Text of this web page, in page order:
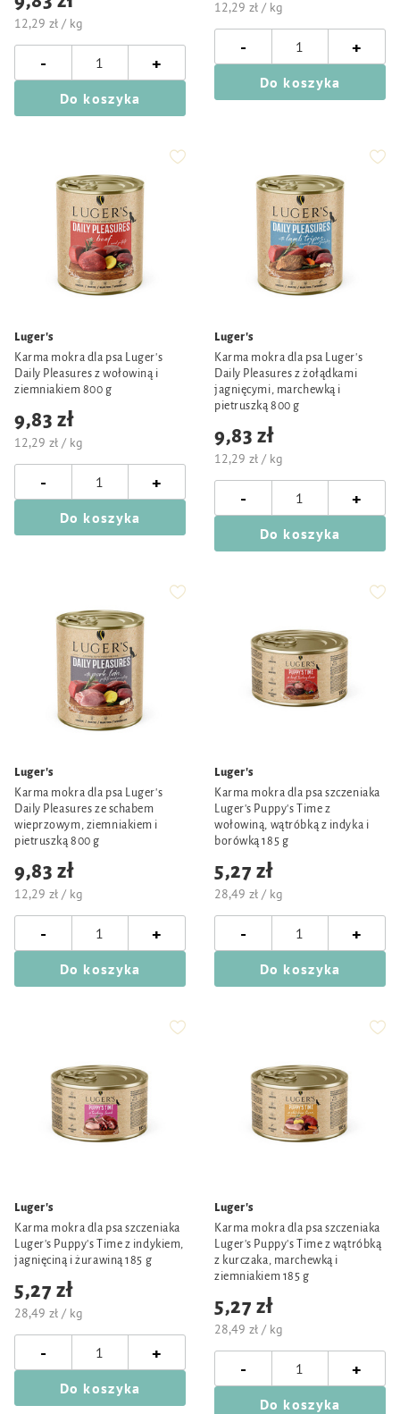
12,29 zł / kg
- +
Do koszyka
12,29 zł / kg
- +
Do koszyka
Luger's
Karma mokra dla psa Luger's
Daily Pleasures z wołowiną i
ziemniakiem 800 g
9,83 zł
12,29 zł / kg
- +
Do koszyka
Luger's
Karma mokra dla psa Luger's
Daily Pleasures z żołądkami
jagnięcymi, marchewką i
pietruszką 800 g
9,83 zł
12,29 zł / kg
- +
Do koszyka
Luger's
Karma mokra dla psa Luger's
Daily Pleasures ze schabem
wieprzowym, ziemniakiem i
pietruszką 800 g
9,83 zł
12,29 zł / kg
- +
Do koszyka
Luger's
Karma mokra dla psa szczeniaka
Luger's Puppy's Time z
wołowiną, wątróbką z indyka i
borówką 185 g
5,27 zł
28,49 zł / kg
- +
Do koszyka
Luger's
Karma mokra dla psa szczeniaka
Luger's Puppy's Time z indykiem,
jagnięciną i żurawiną 185 g
5,27 zł
28,49 zł / kg
- +
Do koszyka
Luger's
Karma mokra dla psa szczeniaka
Luger's Puppy's Time z wątróbką
z kurczaka, marchewką i
ziemniakiem 185 g
5,27 zł
28,49 zł / kg
- +
Do koszyka